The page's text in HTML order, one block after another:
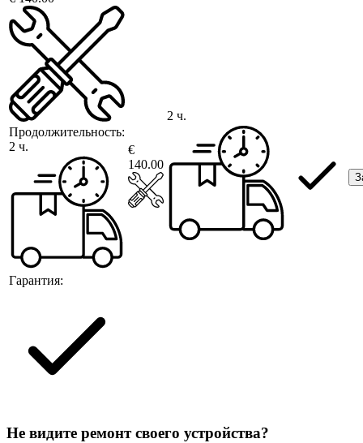
Продолжительность:
2 ч.
Гарантия:
€
140.00
2 ч.
Не видите ремонт своего устройства?